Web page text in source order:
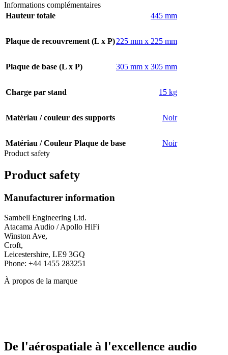
Informations complémentaires
Hauteur totale
445 mm
Plaque de recouvrement (L x P)225 mm x 225 mm
Plaque de base (L x P) 305 mm x 305 mm
Charge par stand 15 kg
Matériau / couleur des supports Noir
Matériau / Couleur Plaque de base
Noir
Product safety
Product safety
Manufacturer information
Sambell Engineering Ltd.
Atacama Audio / Apollo HiFi
Winston Ave,
Croft,
Leicestershire, LE9 3GQ
Phone: +44 1455 283251
À propos de la marque
De l'aérospatiale à l'excellence audio